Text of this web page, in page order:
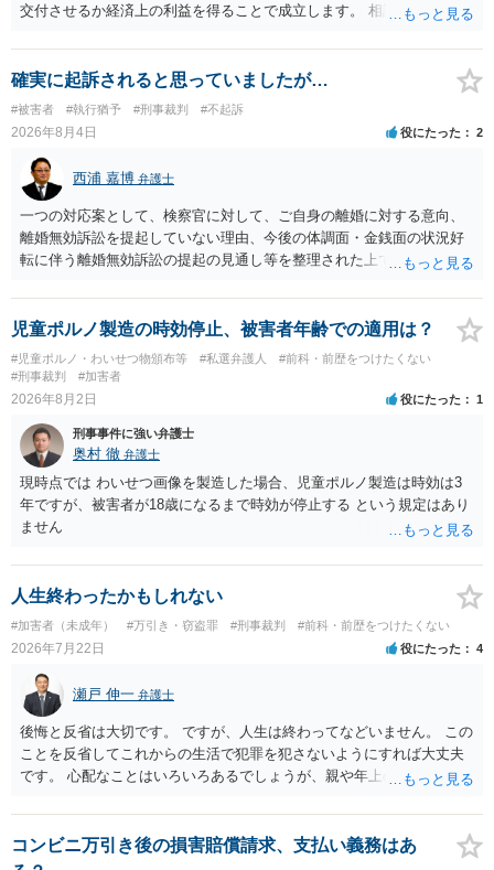
交付させるか経済上の利益を得ることで成立します。 相談者さんは、
ので、詐欺罪の実行行為性が無く罪に問うことはできません。 おそら
く、相手が真実を話せば警察も取り合わないと思いますが、虚偽の内
容を述べた場合は、捜査はあるかもしれません。 ただし、捜査におい
て、真実を説明すれば、「ちゃんと返しなさいよ」程度の注意で済む
ことだと思われます。 また、返せるお金が無いのであれば、返せない
のは致し方ありません。真摯に分割して支払うことを相手に告げてい
くのみでしょう。 以上、ご参考まで。
確実に起訴されると思っていましたが…
#被害者 #執行猶予 #刑事裁判 #不起訴
2026年8月4日 役にたった 2
西浦 嘉博 弁護士
一つの対応案として、検察官に対して、ご自身の離婚に対する意向、
離婚無効訴訟を提起していない理由、今後の体調面・金銭面の状況好
転に伴う離婚無効訴訟の提起の見通し等を整理された上で、書面とし
検察官の処分判断の際、相談者さんの意向を示す証拠の一つとして位
置づけられる様に思われます。 より詳細についてお聞きになりたい場
児童ポルノ製造の時効停止、被害者年齢での適用は？
#児童ポルノ・わいせつ物頒布等 #私選弁護人
#前科・前歴をつけたくない
#刑事裁判
#加害者
2026年8月2日 役にたった 1
刑事事件に強い弁護士
奥村 徹 弁護士
現時点では わいせつ画像を製造した場合、児童ポルノ製造は時効は3
年ですが、被害者が18歳になるまで時効が停止する という規定はあり
ません
人生終わったかもしれない
#加害者（未成年） #万引き・窃盗罪 #刑事裁判 #前科・前歴をつけたくない
2026年7月22日 役にたった 4
瀬戸 伸一 弁護士
後悔と反省は大切です。 ですが、人生は終わってなどいません。 この
ことを反省してこれからの生活で犯罪を犯さないようにすれば大丈夫
です。 心配なことはいろいろあるでしょうが、親や年上の兄弟や信頼
す。
コンビニ万引き後の損害賠償請求、支払い義務はあ